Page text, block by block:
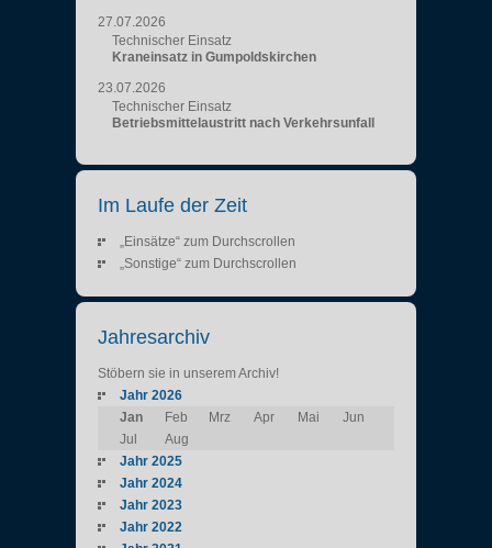
27.07.2026
Technischer Einsatz
Kraneinsatz in Gumpoldskirchen
23.07.2026
Technischer Einsatz
Betriebsmittelaustritt nach Verkehrsunfall
Im Laufe der Zeit
„Einsätze“ zum Durchscrollen
„Sonstige“ zum Durchscrollen
Jahresarchiv
Stöbern sie in unserem Archiv!
Jahr 2026
Jan
Feb Mrz Apr Mai
Jun
Jul
Aug
Jahr 2025
Jahr 2024
Jahr 2023
Jahr 2022